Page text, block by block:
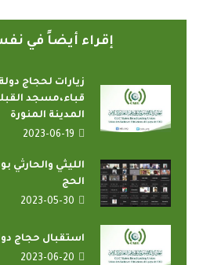
إقراء أيضاً في
زيارات لحجاج
قباء،مسجد
المدينة المنورة
2023-06-19
الليثي
الحج
2023-05-30
استقبال حجاج
2023-06-20